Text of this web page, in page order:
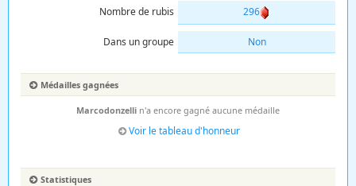
Nombre de rubis 296
Dans un groupe Non
Médailles gagnées
Marcodonzelli n'a encore gagné aucune médaille
Voir le tableau d'honneur
Statistiques